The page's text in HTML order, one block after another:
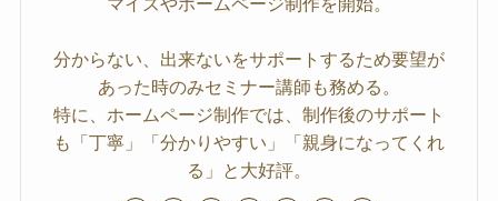
分からない、出来ないをサポートするため要望が
あった時のみセミナー講師も務める。
特に、ホームページ制作では、制作後のサポート
も「丁寧」「分かりやすい」「親身になってくれ
る」と大好評。